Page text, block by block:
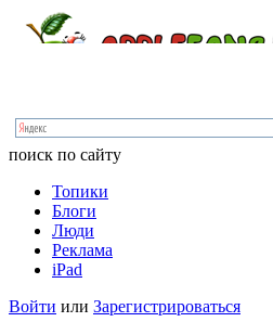
поиск по сайту
Топики
Блоги
Люди
Реклама
iPad
Войти или Зарегистрироваться